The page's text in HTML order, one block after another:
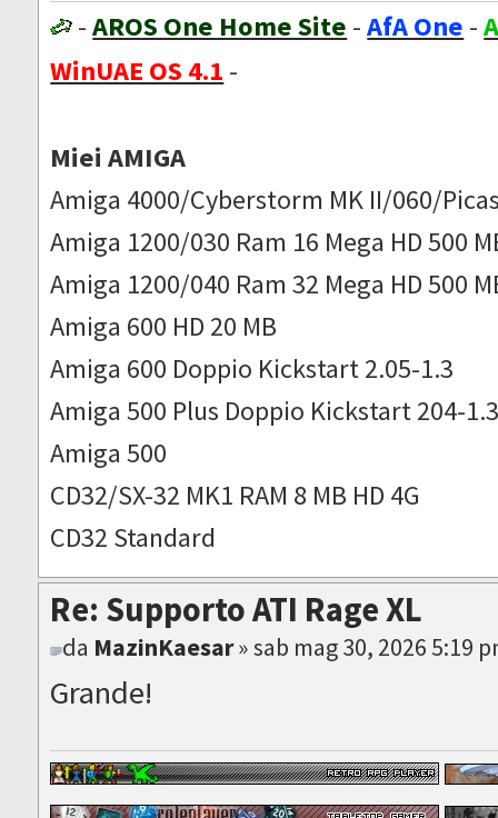
-AROS One Home Site -AfA One -
WinUAE OS 4.1 -
Miei AMIGA
Amiga 4000/Cyberstorm MK II/060/
Amiga 1200/030 Ram 16 Mega HD 500
Amiga 1200/040 Ram 32 Mega HD 500
Amiga 600 HD 20 MB
Amiga 600 Doppio Kickstart 2.05-1.3
Amiga 500 Plus Doppio Kickstart 204-
Amiga 500
CD32/SX-32 MK1 RAM 8 MB HD 4G
CD32 Standard
Re: Supporto ATI Rage XL
da MazinKaesar» sab mag 30, 2026 5:19
Grande!